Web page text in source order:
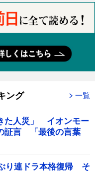
ング 一覧
た人災」 イオンモー
証言 「最後の言葉
り連ドラ本格復帰 そ